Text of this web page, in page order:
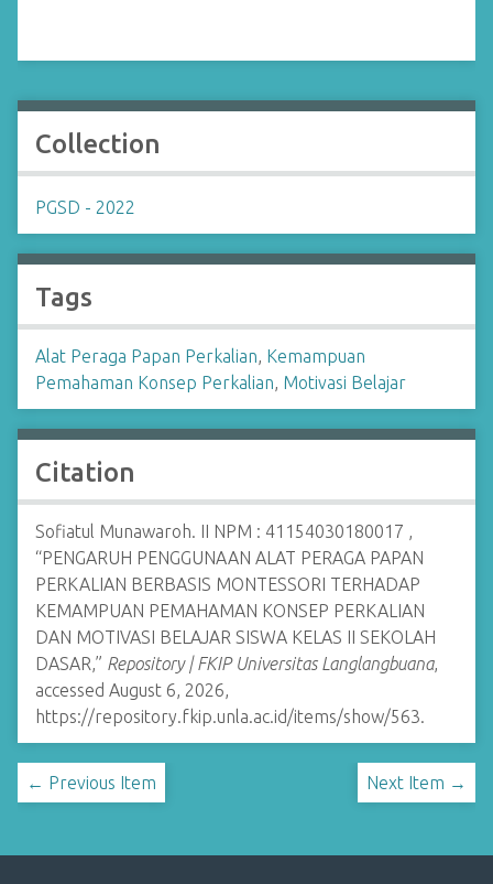
Collection
PGSD - 2022
Tags
Alat Peraga Papan Perkalian, Kemampuan
Pemahaman Konsep Perkalian, Motivasi Belajar
Citation
Sofiatul Munawaroh. II NPM : 41154030180017 ,
“PENGARUH PENGGUNAAN ALAT PERAGA PAPAN
PERKALIAN BERBASIS MONTESSORI TERHADAP
KEMAMPUAN PEMAHAMAN KONSEP PERKALIAN
DAN MOTIVASI BELAJAR SISWA KELAS II SEKOLAH
DASAR,” Repository | FKIP Universitas Langlangbuana,
accessed August 6, 2026,
https://repository.fkip.unla.ac.id/items/show/563.
← Previous Item Next Item →